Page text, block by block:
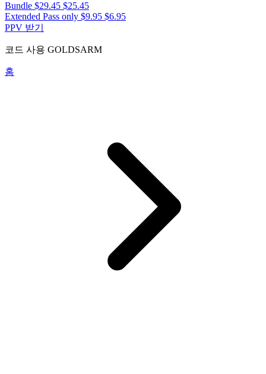
Bundle $29.45 $25.45
Extended Pass only $9.95 $6.95
PPV 받기
코드 사용 GOLDSARM
홈